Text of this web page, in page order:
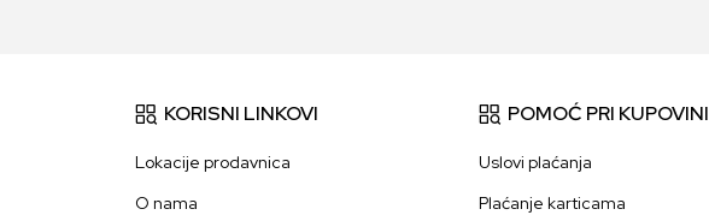
KORISNI LINKOVI
Lokacije prodavnica
O nama
POMOĆ PRI KUPOVINI
Uslovi plaćanja
Plaćanje karticama